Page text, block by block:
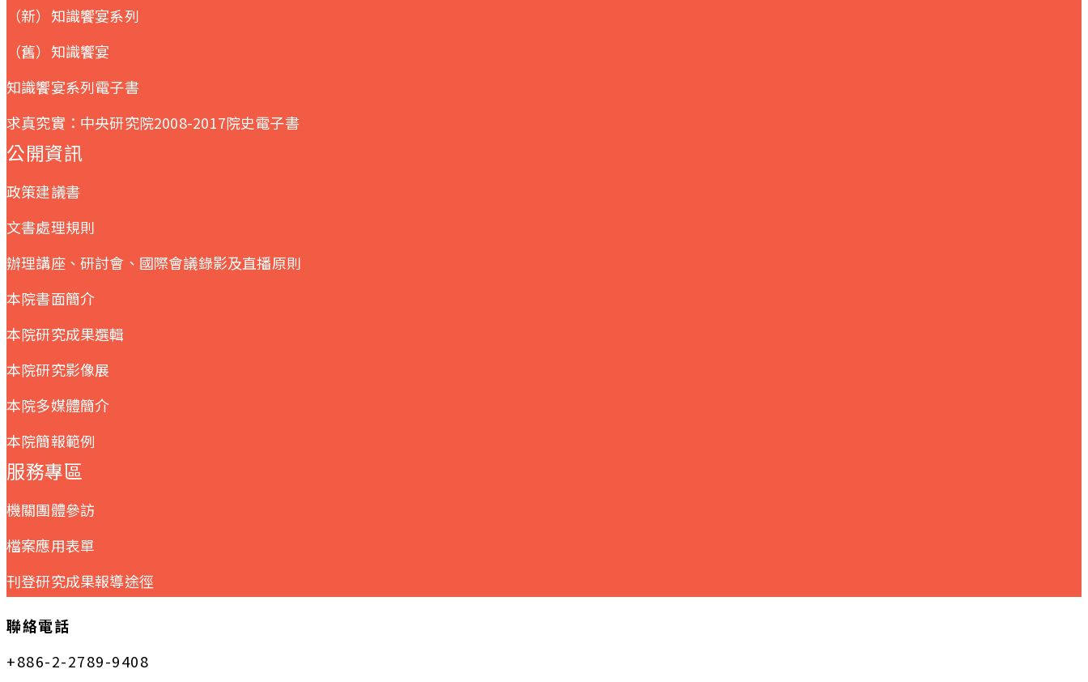
（新）知識饗宴系列
（舊）知識饗宴
知識饗宴系列電子書
求真究實：中央研究院2008-2017院史電子書
公開資訊
政策建議書
文書處理規則
辦理講座、研討會、國際會議錄影及直播原則
本院書面簡介
本院研究成果選輯
本院研究影像展
本院多媒體簡介
本院簡報範例
服務專區
機關團體參訪
檔案應用表單
刊登研究成果報導途徑
聯絡電話
+886-2-2789-9408